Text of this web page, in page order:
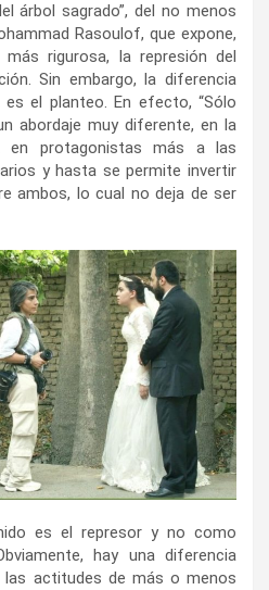
árbol sagrado”, del no menos
Rasoulof, que expone,
rigurosa, la represión del
Sin embargo, la diferencia
el planteo. En efecto, “Sólo
abordaje muy diferente, en la
en protagonistas más a las
y hasta se permite invertir
ambos, lo cual no deja de ser
es el represor y no como
hay una diferencia
actitudes de más o menos